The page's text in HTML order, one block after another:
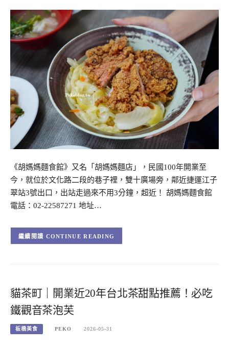
《胡媽媽麵食館》又名「胡媽媽麵店」，民國100年開業至
今，就位於文化路二段的巷子裡，雙十廣場旁，鄰近捷運江子
翠站3號出口，出站走過來不用3分鐘，超近！ 胡媽媽麵食館
電話：02-22587271 地址…
CONTINUE READING
貓茶町｜開業近20年台北茶甜點推薦！必吃
鐵觀音茶泡芙
板橋美食 PEKO 2026-05-31